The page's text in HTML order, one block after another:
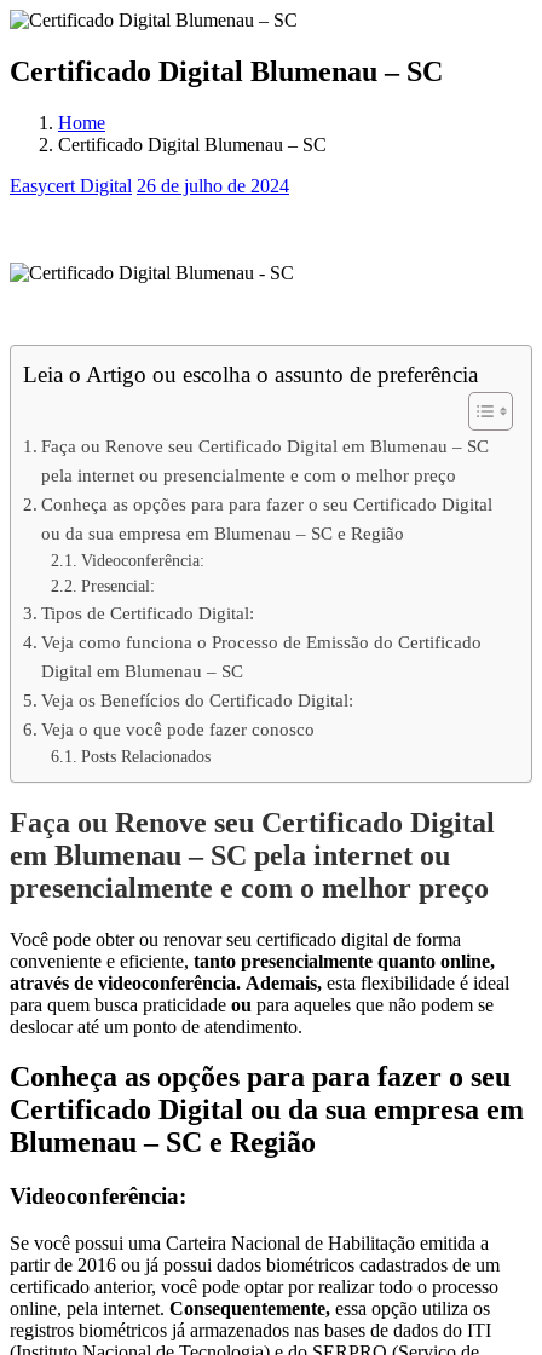
Certificado Digital Blumenau – SC
Home
Certificado Digital Blumenau – SC
Easycert Digital 26 de julho de 2024
Leia o Artigo ou escolha o assunto de preferência
Faça ou Renove seu Certificado Digital em Blumenau – SC
pela internet ou presencialmente e com o melhor preço
Conheça as opções para para fazer o seu Certificado Digital
ou da sua empresa em Blumenau – SC e Região
Videoconferência:
Presencial:
Tipos de Certificado Digital:
Veja como funciona o Processo de Emissão do Certificado
Digital em Blumenau – SC
Veja os Benefícios do Certificado Digital:
Veja o que você pode fazer conosco
Posts Relacionados
Faça ou Renove seu Certificado Digital
em Blumenau – SC pela internet ou
presencialmente e com o melhor preço
Você pode obter ou renovar seu certificado digital de forma
conveniente e eficiente, tanto presencialmente quanto online,
através de videoconferência. Ademais, esta flexibilidade é ideal
para quem busca praticidade ou para aqueles que não podem se
deslocar até um ponto de atendimento.
Conheça as opções para para fazer o seu
Certificado Digital ou da sua empresa em
Blumenau – SC e Região
Videoconferência:
Se você possui uma Carteira Nacional de Habilitação emitida a
partir de 2016 ou já possui dados biométricos cadastrados de um
certificado anterior, você pode optar por realizar todo o processo
online, pela internet. Consequentemente, essa opção utiliza os
registros biométricos já armazenados nas bases de dados do ITI